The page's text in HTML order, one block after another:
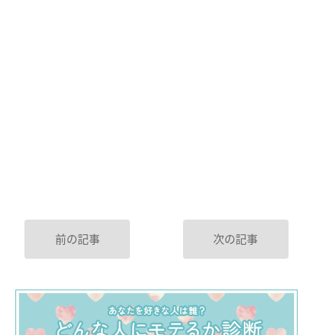
前の記事 次の記事